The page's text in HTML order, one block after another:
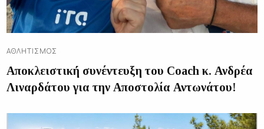
ΑΘΛΗΤΙΣΜΌΣ
Αποκλειστική συνέντευξη του Coach κ. Ανδρέα
Λιναρδάτου για την Αποστολία Αντωνάτου!